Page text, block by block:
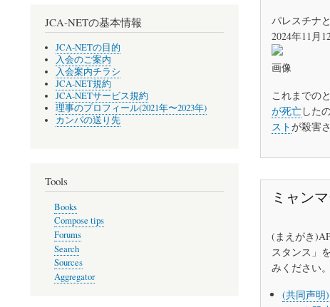
パレスチナ
2024年11月
画像
これまでの
が死亡した
ストが殺害
ミャン
(まえがき
スタンス」
みください。
(共同声明
JCA-NETの基本情報
JCA-NETの目的
入会のご案内
入会案内チラシ
JCA-NET規約
JCA-NETサービス規約
理事のプロフィール(2021年〜2023年)
カンパの送り先
Tools
Books
Compose tips
Forums
Search
Sources
Aggregator